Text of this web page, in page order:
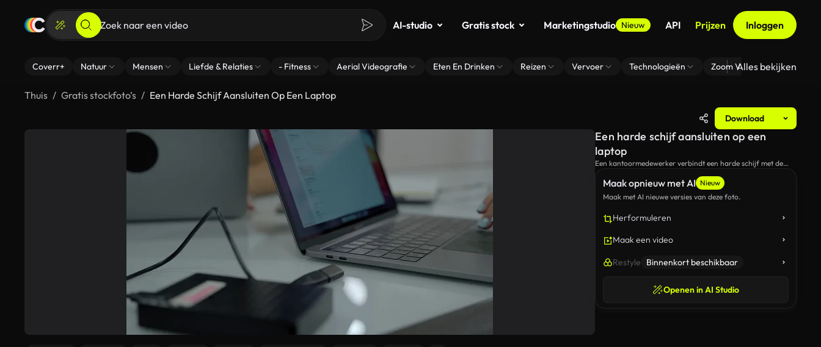
AI-studio Gratis stock Marketingstudio Nieuw API Prijzen Inloggen
Coverr+ Natuur Mensen Liefde & Relaties - Fitness Aerial Videografie Eten En Drinken Reizen Vervoer Technologieën Zoom Virtuele
Alles bekijken
Thuis Gratis stockfoto’s Een Harde Schijf Aansluiten Op Een Laptop
Download
Maak opnieuw met AI Nieuw
Maak met AI nieuwe versies van deze foto.
Herformuleren
Maak een video
Restyle Binnenkort beschikbaar
Openen in AI Studio
Een harde schijf aansluiten op een
laptop
Een kantoormedewerker verbindt een harde schijf met de